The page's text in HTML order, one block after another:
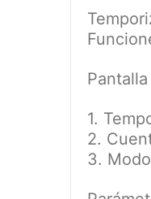
1.
2.
3.